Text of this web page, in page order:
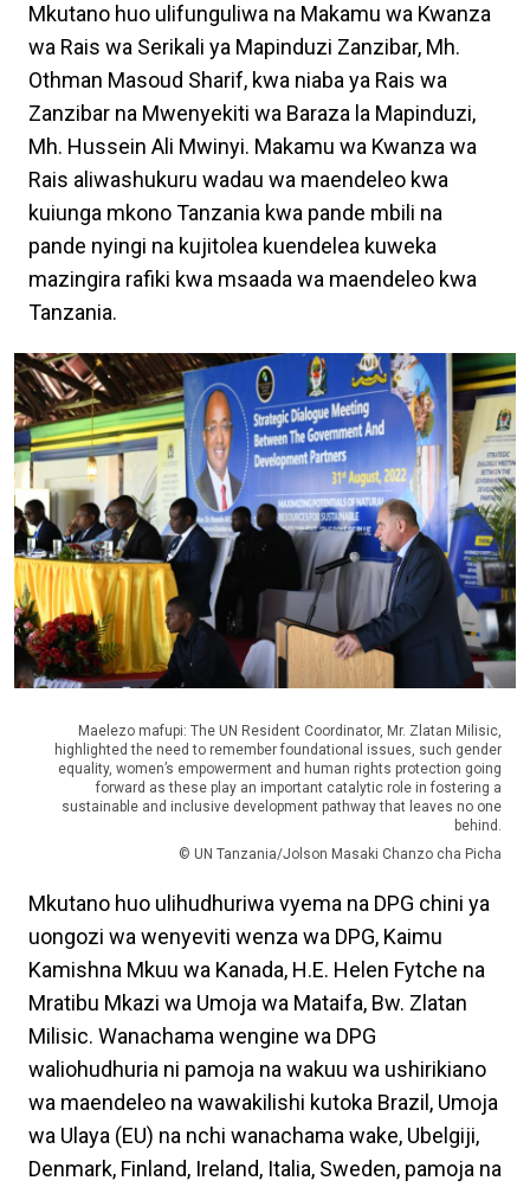
Mkutano huo ulifunguliwa na Makamu wa Kwanza
wa Rais wa Serikali ya Mapinduzi Zanzibar, Mh.
Othman Masoud Sharif, kwa niaba ya Rais wa
Zanzibar na Mwenyekiti wa Baraza la Mapinduzi,
Mh. Hussein Ali Mwinyi. Makamu wa Kwanza wa
Rais aliwashukuru wadau wa maendeleo kwa
kuiunga mkono Tanzania kwa pande mbili na
pande nyingi na kujitolea kuendelea kuweka
mazingira rafiki kwa msaada wa maendeleo kwa
Tanzania.
Maelezo mafupi: The UN Resident Coordinator, Mr. Zlatan Milisic,
highlighted the need to remember foundational issues, such gender
equality, women’s empowerment and human rights protection going
forward as these play an important catalytic role in fostering a
sustainable and inclusive development pathway that leaves no one
behind.
© UN Tanzania/Jolson Masaki Chanzo cha Picha
Mkutano huo ulihudhuriwa vyema na DPG chini ya
uongozi wa wenyeviti wenza wa DPG, Kaimu
Kamishna Mkuu wa Kanada, H.E. Helen Fytche na
Mratibu Mkazi wa Umoja wa Mataifa, Bw. Zlatan
Milisic. Wanachama wengine wa DPG
waliohudhuria ni pamoja na wakuu wa ushirikiano
wa maendeleo na wawakilishi kutoka Brazil, Umoja
wa Ulaya (EU) na nchi wanachama wake, Ubelgiji,
Denmark, Finland, Ireland, Italia, Sweden, pamoja na